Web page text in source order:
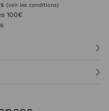
(voir les conditions)
100€